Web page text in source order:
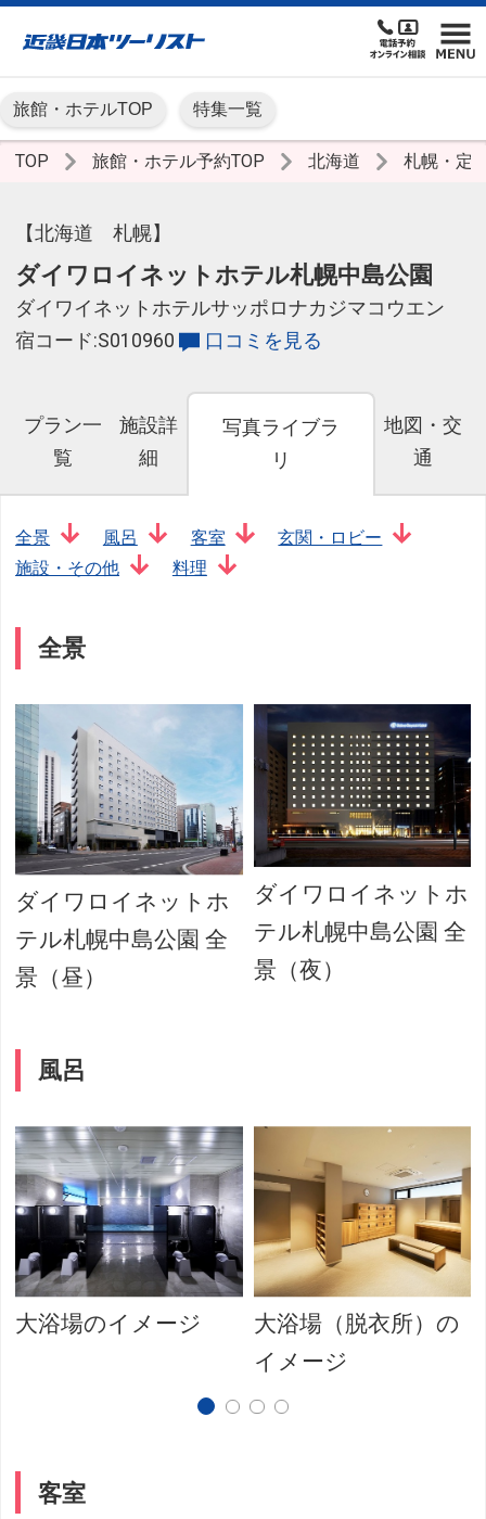
旅館・ホテルTOP 特集一覧
TOP 旅館・ホテル予約TOP 北海道 札幌・定
【北海道 札幌】
ダイワロイネットホテル札幌中島公園
ダイワイネットホテルサッポロナカジマコウエン
宿コード:S010960
口コミを見る
プラン一
覧
施設詳
細
写真ライブラ
リ
地図・交
通
全景 風呂 客室
玄関・ロビー
施設・その他
料理
全景
ダイワロイネットホ
テル札幌中島公園 全
景（昼）
ダイワロイネットホ
テル札幌中島公園 全
景（夜）
風呂
大浴場のイメージ
大浴場（脱衣所）の
イメージ
客室